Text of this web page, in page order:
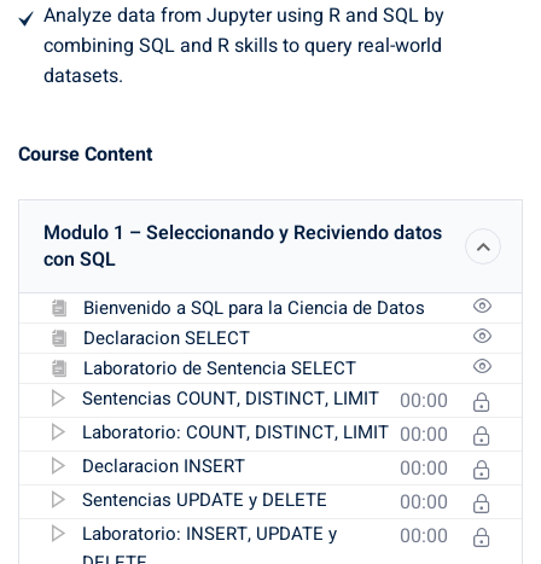
Analyze data from Jupyter using R and SQL by
combining SQL and R skills to query real-world
datasets.
Course Content
Modulo 1 – Seleccionando y Reciviendo datos
con SQL
Bienvenido a SQL para la Ciencia de Datos
Declaracion SELECT
Laboratorio de Sentencia SELECT
Sentencias COUNT, DISTINCT, LIMIT
00:00
Laboratorio: COUNT, DISTINCT, LIMIT 00:00
Declaracion INSERT 00:00
Sentencias UPDATE y DELETE 00:00
Laboratorio: INSERT, UPDATE y
00:00